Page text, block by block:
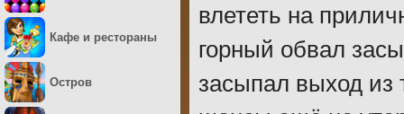
влететь на
горный обвал
засыпал выход из
Кафе и рестораны
Остров